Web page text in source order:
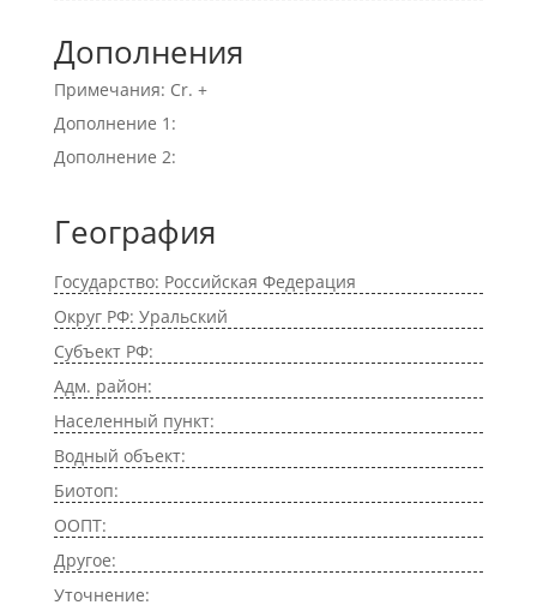
Дополнения
Примечания: Cr. +
Дополнение 1:
Дополнение 2:
География
Государство: Российская Федерация
Округ РФ: Уральский
Субъект РФ:
Адм. район:
Населенный пункт:
Водный объект:
Биотоп:
ООПТ:
Другое:
Уточнение: